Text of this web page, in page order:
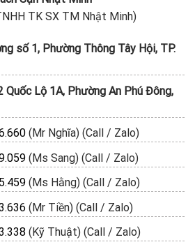
TK SX TM Nhật Minh)
số 1, Phường Thông Tây Hội, TP.
Lộ 1A, Phường An Phú Đông,
(Mr Nghĩa) (Call / Zalo)
(Ms Sang) (Call / Zalo)
(Ms Hằng) (Call / Zalo)
(Mr Tiền) (Call / Zalo)
(Kỹ Thuật) (Call / Zalo)